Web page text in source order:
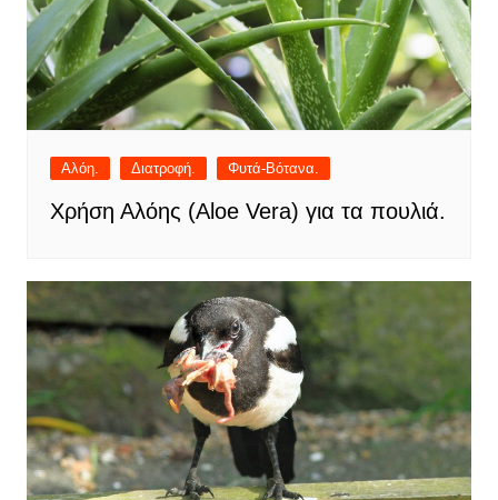
Αλόη. Διατροφή. Φυτά-Βότανα.
Χρήση Αλόης (Aloe Vera) για τα πουλιά.